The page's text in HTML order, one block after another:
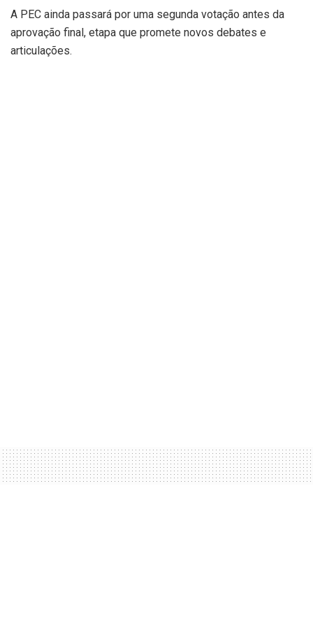
A PEC ainda passará por uma segunda votação antes da
aprovação final, etapa que promete novos debates e
articulações.